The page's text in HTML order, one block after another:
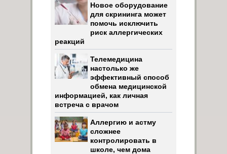
Новое оборудование
для скрининга может
помочь исключить
риск аллергических
реакций
Телемедицина
настолько же
эффективный способ
обмена медицинской
информацией, как личная
встреча с врачом
Аллергию и астму
сложнее
контролировать в
школе, чем дома